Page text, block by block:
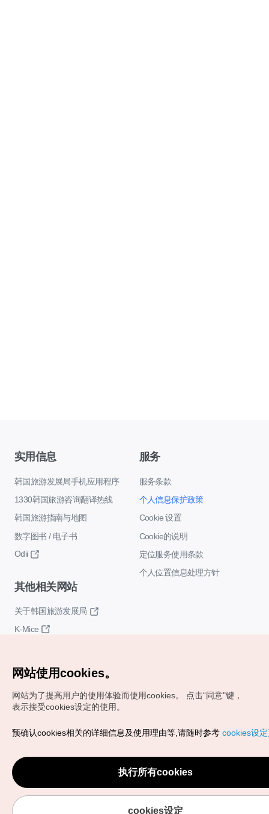
实用信息
韩国旅游发展局手机应用程序
1330韩国旅游咨询翻译热线
韩国旅游指南与地图
数字图书 / 电子书
Odii
服务
服务条款
个人信息保护政策
Cookie 设置
Cookie的说明
定位服务使用条款
个人位置信息处理方针
其他相关网站
关于韩国旅游发展局
K-Mice
Copyrights (c) 韩国旅游发展局版权所有
VISITKOREA官方邮箱
chnsim@knto.or.kr
网站使用cookies。
网站为了提高用户的使用体验而使用cookies。
点击“同意"键，
表示接受cookies设定的使用。
预确认cookies相关的详细信息及使用理由等,请随时参考 cookies设
执行所有cookies
cookies设定